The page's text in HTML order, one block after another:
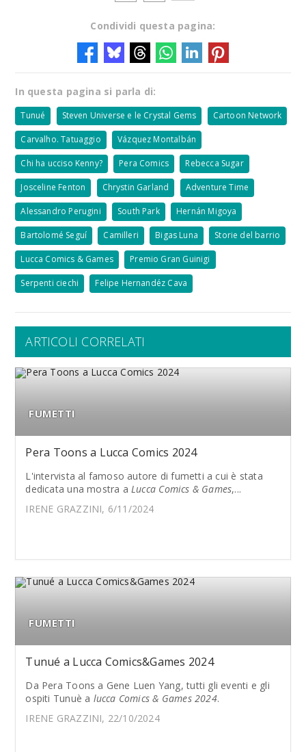
Condividi questa pagina:
In questa pagina si parla di:
Tunué Steven Universe e le Crystal Gems Cartoon Network
Carvalho. Tatuaggio Vázquez Montalbán
Chi ha ucciso Kenny? Pera Comics Rebecca Sugar
Josceline Fenton Chrystin Garland Adventure Time
Alessandro Perugini South Park Hernán Migoya
Bartolomé Seguí Camilleri Bigas Luna Storie del barrio
Lucca Comics & Games Premio Gran Guinigi
Serpenti ciechi Felipe Hernandéz Cava
ARTICOLI CORRELATI
FUMETTI
Pera Toons a Lucca Comics 2024
L'intervista al famoso autore di fumetti a cui è stata
dedicata una mostra a Lucca Comics & Games,...
IRENE GRAZZINI, 6/11/2024
FUMETTI
Tunué a Lucca Comics&Games 2024
Da Pera Toons a Gene Luen Yang, tutti gli eventi e gli
ospiti Tunuè a lucca Comics & Games 2024.
IRENE GRAZZINI, 22/10/2024